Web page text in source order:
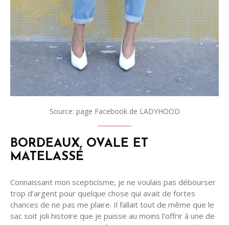
Source: page Facebook de LADYHOOD
BORDEAUX, OVALE ET
MATELASSÉ
Connaissant mon scepticisme, je ne voulais pas débourser
trop d’argent pour quelque chose qui avait de fortes
chances de ne pas me plaire. Il fallait tout de même que le
sac soit joli histoire que je puisse au moins l’offrir à une de